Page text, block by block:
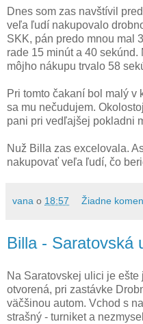
Dnes som zas navštívil
veľa ľudí nakupovalo
SKK, pán predo mnou mal
rade 15 minút a 40
môjho nákupu trvalo 58
Pri tomto čakaní bol malý v
sa mu nečudujem.
pani pri vedľajšej pokladni
Nuž Billa zas excelovala.
nakupovať veľa ľudí, čo
vana o 18:57 Žiadne
Billa - Saratovská
Na Saratovskej ulici je
otvorená, pri zastávke
väčšinou autom. Vchod s
strašný - turniket a